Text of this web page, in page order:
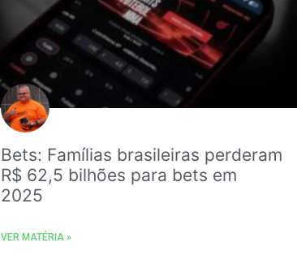
Bets: Famílias brasileiras perderam
R$ 62,5 bilhões para bets em
2025
VER MATÉRIA »